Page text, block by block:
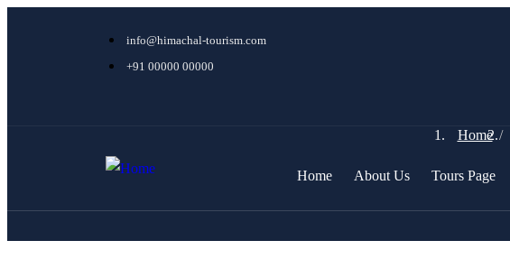
info@himachal-tourism.com
+91 00000 00000
Home About Us Tours Page
Home